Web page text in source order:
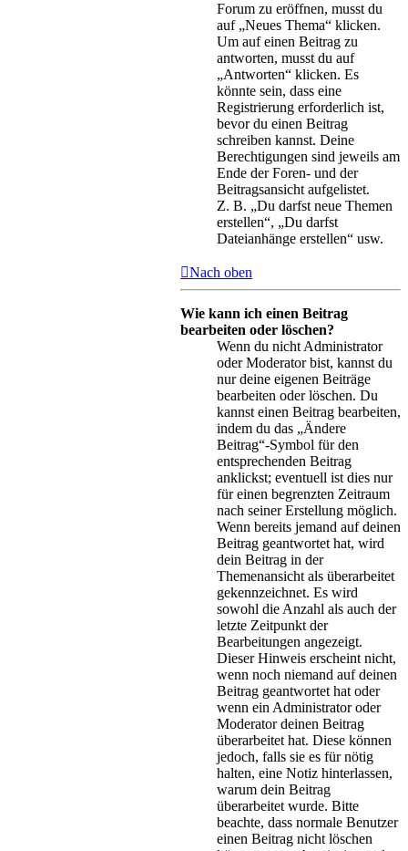
Forum zu eröffnen, musst du
auf „Neues Thema“ klicken.
Um auf einen Beitrag zu
antworten, musst du auf
„Antworten“ klicken. Es
könnte sein, dass eine
Registrierung erforderlich ist,
bevor du einen Beitrag
schreiben kannst. Deine
Berechtigungen sind jeweils am
Ende der Foren- und der
Beitragsansicht aufgelistet.
Z. B. „Du darfst neue Themen
erstellen“, „Du darfst
Dateianhänge erstellen“ usw.
Nach oben
Wie kann ich einen Beitrag
bearbeiten oder löschen?
Wenn du nicht Administrator
oder Moderator bist, kannst du
nur deine eigenen Beiträge
bearbeiten oder löschen. Du
kannst einen Beitrag bearbeiten,
indem du das „Ändere
Beitrag“-Symbol für den
entsprechenden Beitrag
anklickst; eventuell ist dies nur
für einen begrenzten Zeitraum
nach seiner Erstellung möglich.
Wenn bereits jemand auf deinen
Beitrag geantwortet hat, wird
dein Beitrag in der
Themenansicht als überarbeitet
gekennzeichnet. Es wird
sowohl die Anzahl als auch der
letzte Zeitpunkt der
Bearbeitungen angezeigt.
Dieser Hinweis erscheint nicht,
wenn noch niemand auf deinen
Beitrag geantwortet hat oder
wenn ein Administrator oder
Moderator deinen Beitrag
überarbeitet hat. Diese können
jedoch, falls sie es für nötig
halten, eine Notiz hinterlassen,
warum dein Beitrag
überarbeitet wurde. Bitte
beachte, dass normale Benutzer
einen Beitrag nicht löschen